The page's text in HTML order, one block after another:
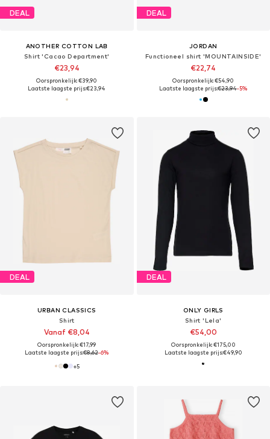
DEAL
ANOTHER COTTON LAB
Shirt 'Cacao Department'
€23,94
Oorspronkelijk: €39,90
Laatste laagste prijs:€23,94
DEAL
JORDAN
Functioneel shirt 'MOUNTAINSIDE'
€22,74
Oorspronkelijk: €54,90
Laatste laagste prijs:€23,94-5%
DEAL
URBAN CLASSICS
Shirt
Vanaf €8,04
Oorspronkelijk: €17,99
Laatste laagste prijs:€8,62-6%
+5
DEAL
ONLY GIRLS
Shirt 'Lela'
€54,00
Oorspronkelijk: €175,00
Laatste laagste prijs:€49,90